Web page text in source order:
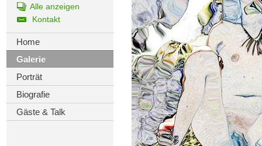
Alle anzeigen
Kontakt
Home
Galerie
Porträt
Biografie
Gäste & Talk